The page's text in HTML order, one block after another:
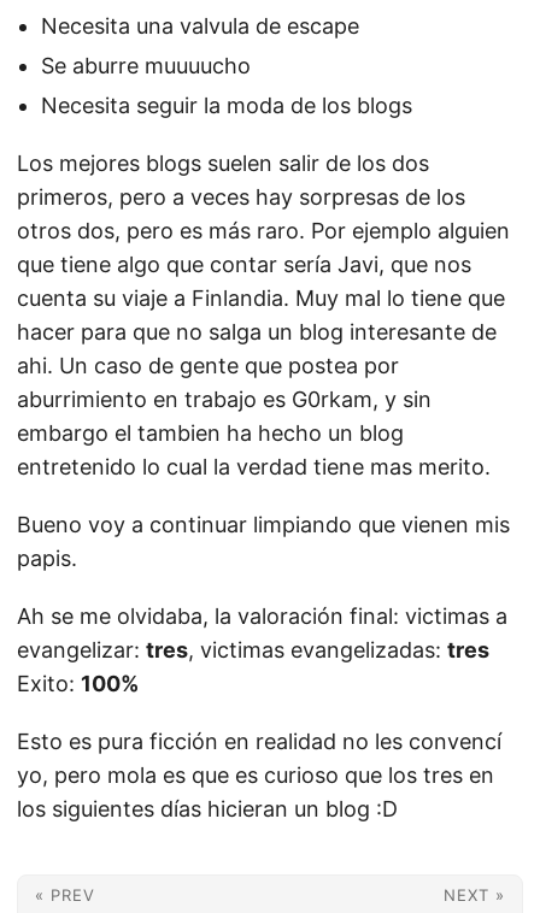
Necesita una valvula de escape
Se aburre muuuucho
Necesita seguir la moda de los blogs
Los mejores blogs suelen salir de los dos
primeros, pero a veces hay sorpresas de los
otros dos, pero es más raro. Por ejemplo alguien
que tiene algo que contar sería Javi, que nos
cuenta su viaje a Finlandia. Muy mal lo tiene que
hacer para que no salga un blog interesante de
ahi. Un caso de gente que postea por
aburrimiento en trabajo es G0rkam, y sin
embargo el tambien ha hecho un blog
entretenido lo cual la verdad tiene mas merito.
Bueno voy a continuar limpiando que vienen mis
papis.
Ah se me olvidaba, la valoración final: victimas a
evangelizar: tres, victimas evangelizadas: tres
Exito: 100%
Esto es pura ficción en realidad no les convencí
yo, pero mola es que es curioso que los tres en
los siguientes días hicieran un blog :D
« PREV NEXT »